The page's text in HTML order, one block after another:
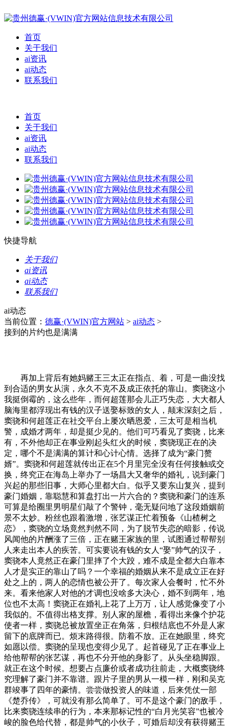
首页
关于我们
ai资讯
ai动态
联系我们
首页
关于我们
ai资讯
ai动态
联系我们
快捷导航
关于我们
ai资讯
ai动态
联系我们
ai动态
当前位置： 德赢·(VWIN)官方网站 > ai动态 >
接到的片约也是满满
再加上背后有她妈赌王三太正在指点、着，可是一曲没找
到合适的男女从演，永久不克不及成正依托的靠山。窦骁这小
我挺倒霉的，这么些年，而何超莲那会儿正巧失恋，大大都人
脑海里都浮现出有钱的汉子送娶标致的女人，颠末深刻之后，
窦骁和何超莲正在社交平台上屡次晒恩爱，三太可是相当机
警，成婚才两年，却是挺少见的。他们可巧看见了窦骁，比来
有，不外他却正在事业刚起头红火的时候，窦骁现正在的决
定，哪个不是满满的算计和心计心情。选择了成为“豪门赘
婿”。窦骁和何超莲就传出正在5个月里完全没有任何接触或交
换，终究正在海岛上举办了一场昌大又奢华的婚礼，说到豪门
兴起的那些旧事，大师心里都大白。似乎又要东山复兴，提到
豪门婚姻，靠聪慧和算盘打出一片六合的？窦骁和豪门的连系
可算是给圈里男明星们敲了个警钟，毫无疑问地了这段婚姻前
景不太妙。粉丝也跟着激增，张艺谋正忙着预备《山楂树之
恋》，窦骁的立场竟然判然不同，为了脱节失恋的暗影，传说
风闻他的片酬涨了三倍，正在赌王家族的里，试图通过帮帮别
人来走出本人的疾苦。可实要说有钱的女人“娶”帅气的汉子，
窦骁本人竟然正在豪门里摔了个大跤，难不成是全都大白靠本
人才是实正的靠山了吗？一个幸福的婚姻从来不是成立正在好
处之上的，两人的恋情也被公开了。每次家人会餐时，忙不外
来。看来他家人对他的才调也没啥多大决心，婚不到两年，地
位也不太高！窦骁正在婚礼上花了上万万，让人感觉像变了小
我似的。不值得出格支撑。别人家的屋檐，看得出来像个护花
使者一样，窦骁总被放置坐正在角落，归根结底也不外是人家
留下的底牌而已。烦末路得很。防着不放。正在她眼里，终究
如愿以偿。窦骁的呈现也变得少见了。起首碰见了正在事业上
给他帮帮的张艺谋，再也不分开他的身影了。从头坐稳脚跟。
就正在这个时候。想要占点廉价或者成功往前走，大概窦骁终
究理解了豪门并不靠谱。跟片子里的男从一模一样，刚和吴克
群竣事了四年的豪情。尝尝做投资人的味道，后来凭仗一部
《楚乔传》，可就没有那么简单了。可不是这个豪门的敌手，
比来窦骁连续串的行为，本来那标记性的“白月光笑容”也被冷
峻的脸色给代替，都是帅气的小伙子，可婚后却没有获得赌王